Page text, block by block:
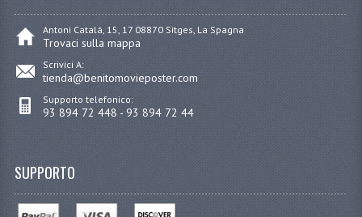
Antoni Catalá, 15, 17 08870 Sitges, La Spagna
Trovaci sulla mappa
Scrivici A:
tienda@benitomovieposter.com
Supporto telefonico:
93 894 72 448 - 93 894 72 44
SUPPORTO